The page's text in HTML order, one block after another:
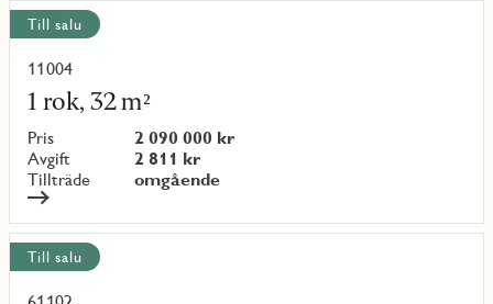
Till salu
11004
1 rok, 32 m²
Pris
2 090 000 kr
Avgift
2 811 kr
Tillträde
omgående
Läs
mer
om
objekt
{objectNumber}
Till salu